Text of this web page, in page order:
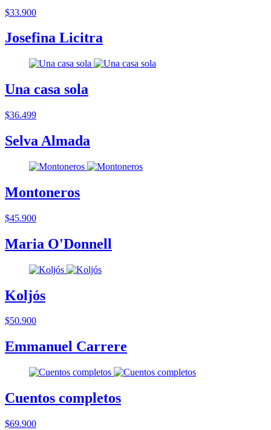
$33.900
Josefina Licitra
Una casa sola
$36.499
Selva Almada
Montoneros
$45.900
Maria O'Donnell
Koljós
$50.900
Emmanuel Carrere
Cuentos completos
$69.900